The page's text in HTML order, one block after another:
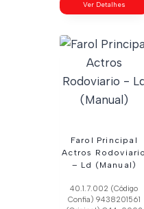
Ver Detalhes
Farol Principal
Actros Rodoviario
– Ld (Manual)
40.1.7.002 (Código
Confia) 9438201561